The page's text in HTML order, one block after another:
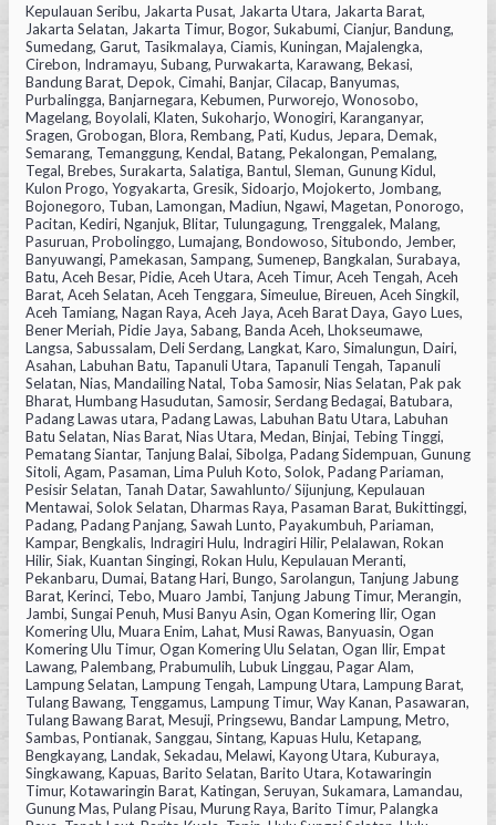
Kepulauan Seribu, Jakarta Pusat, Jakarta Utara, Jakarta Barat,
Jakarta Selatan, Jakarta Timur, Bogor, Sukabumi, Cianjur, Bandung,
Sumedang, Garut, Tasikmalaya, Ciamis, Kuningan, Majalengka,
Cirebon, Indramayu, Subang, Purwakarta, Karawang, Bekasi,
Bandung Barat, Depok, Cimahi, Banjar, Cilacap, Banyumas,
Purbalingga, Banjarnegara, Kebumen, Purworejo, Wonosobo,
Magelang, Boyolali, Klaten, Sukoharjo, Wonogiri, Karanganyar,
Sragen, Grobogan, Blora, Rembang, Pati, Kudus, Jepara, Demak,
Semarang, Temanggung, Kendal, Batang, Pekalongan, Pemalang,
Tegal, Brebes, Surakarta, Salatiga, Bantul, Sleman, Gunung Kidul,
Kulon Progo, Yogyakarta, Gresik, Sidoarjo, Mojokerto, Jombang,
Bojonegoro, Tuban, Lamongan, Madiun, Ngawi, Magetan, Ponorogo,
Pacitan, Kediri, Nganjuk, Blitar, Tulungagung, Trenggalek, Malang,
Pasuruan, Probolinggo, Lumajang, Bondowoso, Situbondo, Jember,
Banyuwangi, Pamekasan, Sampang, Sumenep, Bangkalan, Surabaya,
Batu, Aceh Besar, Pidie, Aceh Utara, Aceh Timur, Aceh Tengah, Aceh
Barat, Aceh Selatan, Aceh Tenggara, Simeulue, Bireuen, Aceh Singkil,
Aceh Tamiang, Nagan Raya, Aceh Jaya, Aceh Barat Daya, Gayo Lues,
Bener Meriah, Pidie Jaya, Sabang, Banda Aceh, Lhokseumawe,
Langsa, Sabussalam, Deli Serdang, Langkat, Karo, Simalungun, Dairi,
Asahan, Labuhan Batu, Tapanuli Utara, Tapanuli Tengah, Tapanuli
Selatan, Nias, Mandailing Natal, Toba Samosir, Nias Selatan, Pak pak
Bharat, Humbang Hasudutan, Samosir, Serdang Bedagai, Batubara,
Padang Lawas utara, Padang Lawas, Labuhan Batu Utara, Labuhan
Batu Selatan, Nias Barat, Nias Utara, Medan, Binjai, Tebing Tinggi,
Pematang Siantar, Tanjung Balai, Sibolga, Padang Sidempuan, Gunung
Sitoli, Agam, Pasaman, Lima Puluh Koto, Solok, Padang Pariaman,
Pesisir Selatan, Tanah Datar, Sawahlunto/ Sijunjung, Kepulauan
Mentawai, Solok Selatan, Dharmas Raya, Pasaman Barat, Bukittinggi,
Padang, Padang Panjang, Sawah Lunto, Payakumbuh, Pariaman,
Kampar, Bengkalis, Indragiri Hulu, Indragiri Hilir, Pelalawan, Rokan
Hilir, Siak, Kuantan Singingi, Rokan Hulu, Kepulauan Meranti,
Pekanbaru, Dumai, Batang Hari, Bungo, Sarolangun, Tanjung Jabung
Barat, Kerinci, Tebo, Muaro Jambi, Tanjung Jabung Timur, Merangin,
Jambi, Sungai Penuh, Musi Banyu Asin, Ogan Komering Ilir, Ogan
Komering Ulu, Muara Enim, Lahat, Musi Rawas, Banyuasin, Ogan
Komering Ulu Timur, Ogan Komering Ulu Selatan, Ogan Ilir, Empat
Lawang, Palembang, Prabumulih, Lubuk Linggau, Pagar Alam,
Lampung Selatan, Lampung Tengah, Lampung Utara, Lampung Barat,
Tulang Bawang, Tenggamus, Lampung Timur, Way Kanan, Pasawaran,
Tulang Bawang Barat, Mesuji, Pringsewu, Bandar Lampung, Metro,
Sambas, Pontianak, Sanggau, Sintang, Kapuas Hulu, Ketapang,
Bengkayang, Landak, Sekadau, Melawi, Kayong Utara, Kuburaya,
Singkawang, Kapuas, Barito Selatan, Barito Utara, Kotawaringin
Timur, Kotawaringin Barat, Katingan, Seruyan, Sukamara, Lamandau,
Gunung Mas, Pulang Pisau, Murung Raya, Barito Timur, Palangka